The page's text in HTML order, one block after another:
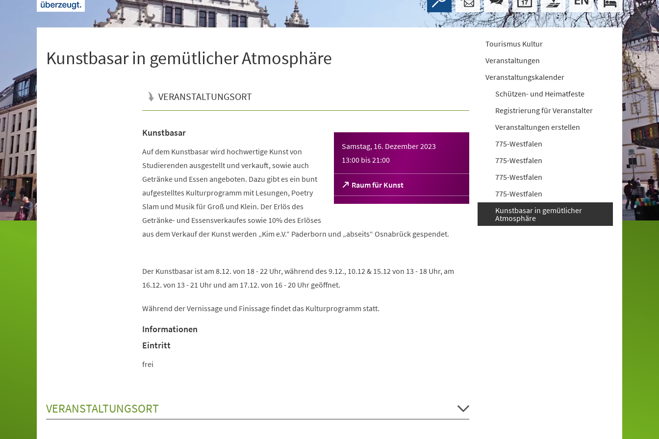
Kunstbasar in gemütlicher Atmosphäre
VERANSTALTUNGSORT
Samstag, 16. Dezember 2023
13:00 bis21:00
Raum für Kunst
(Öffnet
in
einem
Kunstbasar
Auf dem Kunstbasar wird hochwertige Kunst von
Studierenden ausgestellt und verkauft, sowie auch
Getränke und Essen angeboten. Dazu gibt es ein bunt
aufgestelltes Kulturprogramm mit Lesungen, Poetry
Slam und Musik für Groß und Klein. Der Erlös des
Getränke- und Essensverkaufes sowie 10% des Erlöses
aus dem Verkauf der Kunst werden „Kim e.V.“ Paderborn und „abseits“ Osnabrück gespendet.
Der Kunstbasar ist am 8.12. von 18 - 22 Uhr, während des 9.12., 10.12 & 15.12 von 13 - 18 Uhr, am
16.12. von 13 - 21 Uhr und am 17.12. von 16 - 20 Uhr geöffnet.
Während der Vernissage und Finissage findet das Kulturprogramm statt.
Informationen
Eintritt
frei
VERANSTALTUNGSORT
Tourismus Kultur
Veranstaltungen
Veranstaltungskalender
Schützen- und Heimatfeste
Registrierung für Veranstalter
Veranstaltungen erstellen
775-Westfalen
775-Westfalen
775-Westfalen
775-Westfalen
Kunstbasar in gemütlicher
Atmosphäre